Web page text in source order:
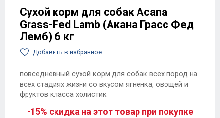
Сухой корм для собак Acana
Grass-Fed Lamb (Акана Грасс Фед
Лемб) 6 кг
Добавить в избранное
повседневный сухой корм для собак всех пород на
всех стадиях жизни со вкусом ягненка, овощей и
фруктов класса холистик
-15% скидка на этот товар при покупке